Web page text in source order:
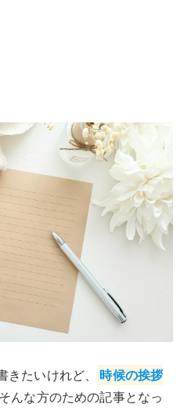
たいけれど、
時候の挨拶
そんな方のための記事となっ